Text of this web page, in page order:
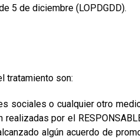
5 de diciembre (LOPDGDD).
tratamiento son:
sociales o cualquier otro
por el
algún acuerdo de